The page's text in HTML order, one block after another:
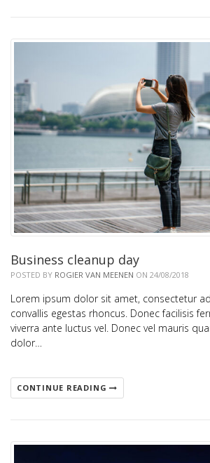
Business cleanup day
POSTED BY ROGIER VAN MEENEN ON 24/08/2018
Lorem ipsum dolor sit amet, consectetur
convallis egestas rhoncus. Donec facilisis
viverra ante luctus vel. Donec vel mauris
dolor…
CONTINUE READING